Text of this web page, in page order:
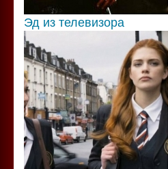
Эд из телевизора